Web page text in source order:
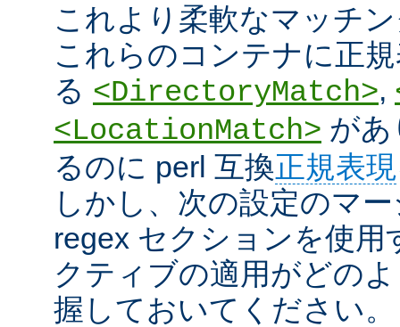
これより柔軟なマッチ
これらのコンテナに正
る <DirectoryMatch>,
<LocationMatch> があ
るのに perl 互換正規表現
しかし、次の設定のマ
regex セクションを使
クティブの適用がどの
握しておいてください。